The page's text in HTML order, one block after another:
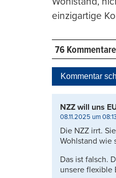
einzigartige
76 Kommentare
Kommentar
NZZ will uns
08.11.2025 um
Die NZZ irrt.
Wohlstand wie
Das ist falsch.
unsere flexible